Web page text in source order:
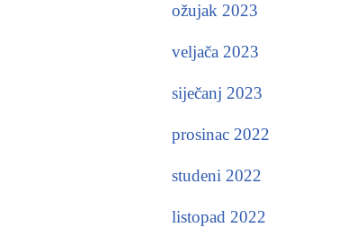
ožujak 2023
veljača 2023
siječanj 2023
prosinac 2022
studeni 2022
listopad 2022